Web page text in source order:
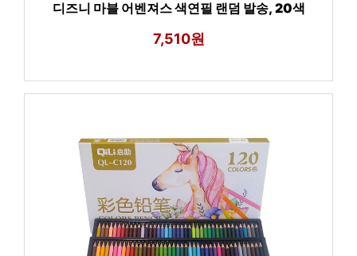
디즈니 마블 어벤져스 색연필 랜덤 발송, 20색
7,510원